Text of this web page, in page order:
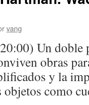
vang
Un
obras
y la
objetos como